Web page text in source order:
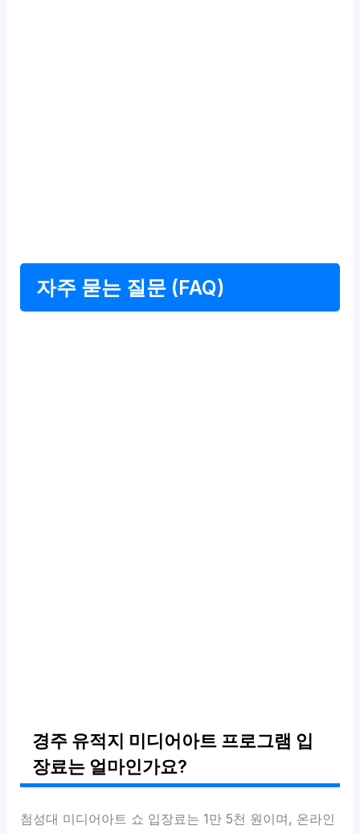
자주 묻는 질문 (FAQ)
경주 유적지 미디어아트 프로그램 입
장료는 얼마인가요?
첨성대 미디어아트 쇼 입장료는 1만 5천 원이며, 온라인